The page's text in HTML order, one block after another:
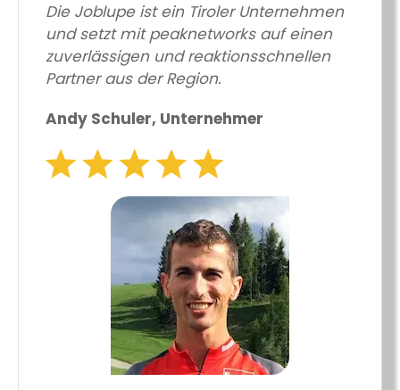
Die Joblupe ist ein Tiroler Unternehmen
und setzt mit peaknetworks auf einen
zuverlässigen und reaktionsschnellen
Partner aus der Region.
Andy Schuler, Unternehmer